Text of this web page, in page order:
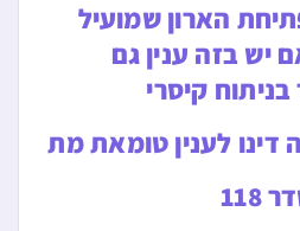
הארון שמועיל
יש בזה ענין גם
קיסרי
דינו לענין טומאת מת